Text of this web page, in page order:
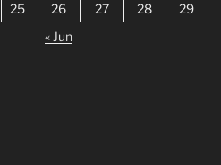
25
26 27 28 29
« Jun